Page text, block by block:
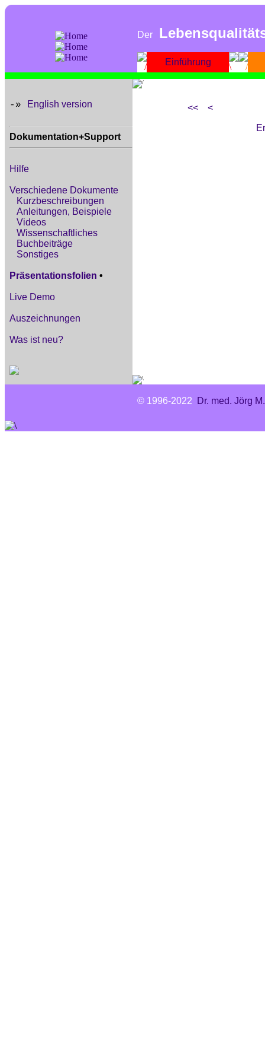
Der
Einführung
-» English version
Dokumentation+Support
Hilfe
Verschiedene Dokumente
Kurzbeschreibungen
Anleitungen, Beispiele
Videos
Wissenschaftliches
Buchbeiträge
Sonstiges
Präsentationsfolien •
Live Demo
Auszeichnungen
Was ist neu?
<<
<
© 1996-2022 Dr. med. Jörg